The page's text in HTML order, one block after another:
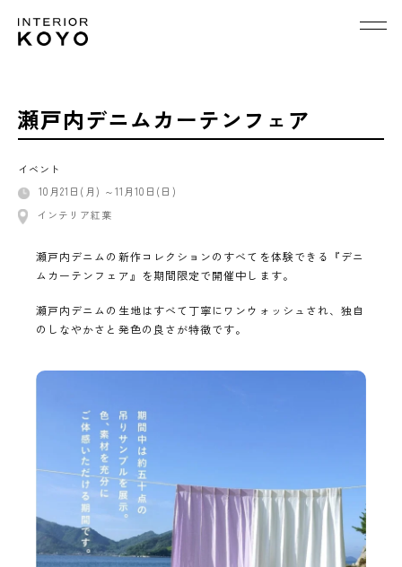
瀬戸内デニムカーテンフェア
イベント
10月21日(月) ～11月10日(日)
インテリア紅葉
瀬戸内デニムの新作コレクションのすべてを体験できる『デニ
ムカーテンフェア』を期間限定で開催中します。
瀬戸内デニムの生地はすべて丁寧にワンウォッシュされ、独自
のしなやかさと発色の良さが特徴です。